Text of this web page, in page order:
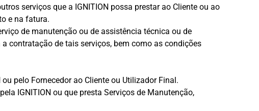
serviços que a IGNITION possa prestar ao Cliente ou ao
e na fatura.
de manutenção ou de assistência técnica ou de
contratação de tais serviços, bem como as condições
pelo Fornecedor ao Cliente ou Utilizador Final.
IGNITION ou que presta Serviços de Manutenção,